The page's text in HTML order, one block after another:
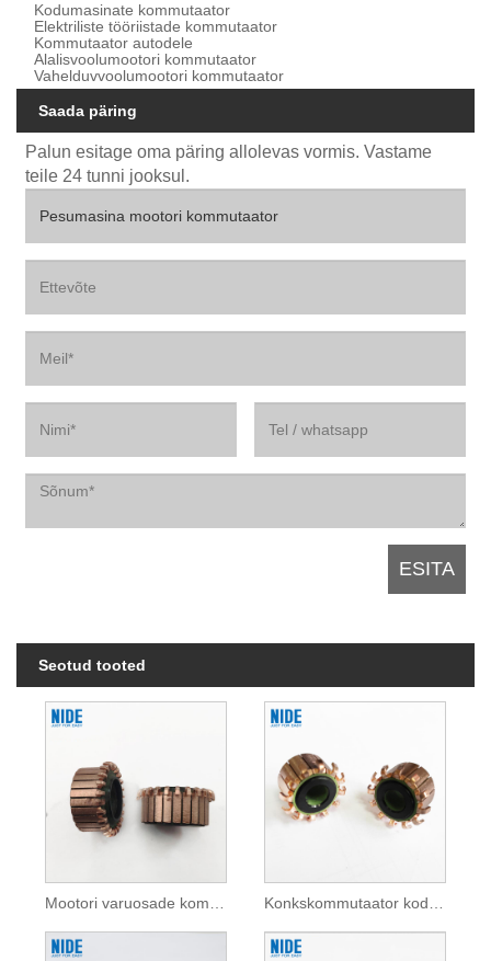
Kodumasinate kommutaator
Elektriliste tööriistade kommutaator
Kommutaator autodele
Alalisvoolumootori kommutaator
Vahelduvvoolumootori kommutaator
Saada päring
Palun esitage oma päring allolevas vormis. Vastame
teile 24 tunni jooksul.
Seotud tooted